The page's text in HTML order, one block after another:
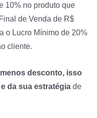
10% no produto que
de Venda de R$
o Lucro Mínimo de 20%
cliente.
desconto, isso
da sua estratégia de